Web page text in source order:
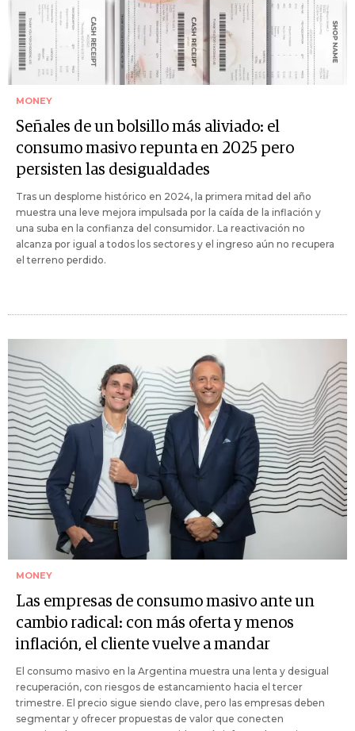
MONEY
Señales de un bolsillo más aliviado: el
consumo masivo repunta en 2025 pero
persisten las desigualdades
Tras un desplome histórico en 2024, la primera mitad del año
muestra una leve mejora impulsada por la caída de la inflación y
una suba en la confianza del consumidor. La reactivación no
alcanza por igual a todos los sectores y el ingreso aún no recupera
el terreno perdido.
MONEY
Las empresas de consumo masivo ante un
cambio radical: con más oferta y menos
inflación, el cliente vuelve a mandar
El consumo masivo en la Argentina muestra una lenta y desigual
recuperación, con riesgos de estancamiento hacia el tercer
trimestre. El precio sigue siendo clave, pero las empresas deben
segmentar y ofrecer propuestas de valor que conecten